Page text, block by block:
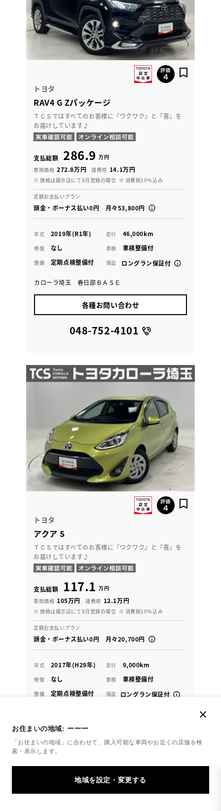
お住まいの地域: ーーー
「お住まいの地域」に合わせて、購入可能な車両やお近くの店舗を検
索・表示します。
トヨタ
RAV4 G Zパッケージ
ＴＣＳではすべてのお客様に『ワクワク』と『喜』を
お届けしています♪
支払総額 286.9 万円
車両価格 272.8万円 諸費用 14.1万円
※ 価格は展示店にて8月登録の場合 ※ 消費税10％込み
定額お支払いプラン
頭金・ボーナス払い0円 月々53,800円
年式 2019年(R1年) 走行 46,000km
修復 なし 車検 車検整備付
整備 定期点検整備付 保証 ロングラン保証付
カローラ埼玉 春日部ＢＡＳＥ
各種お問い合わせ
048-752-4101
トヨタ
アクア S
ＴＣＳではすべてのお客様に『ワクワク』と『喜』を
お届けしています♪
支払総額 117.1 万円
車両価格 105万円 諸費用 12.1万円
※ 価格は展示店にて8月登録の場合 ※ 消費税10％込み
定額お支払いプラン
頭金・ボーナス払い0円 月々20,700円
年式 2017年(H29年) 走行 9,000km
修復 なし 車検 車検整備付
整備 定期点検整備付 保証
ロングラン保証付
各種お問い合わせ
048-752-4101